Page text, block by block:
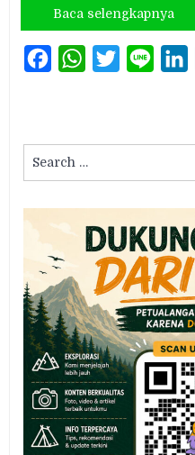
Baca selengkapnya
FacebookWhatsAppTwitterLine
for: